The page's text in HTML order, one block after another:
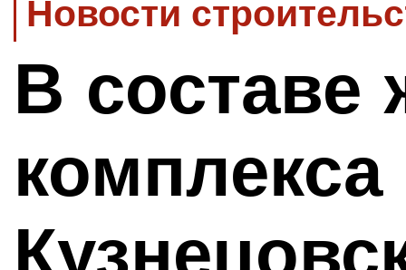
Новости
В составе
комплекса